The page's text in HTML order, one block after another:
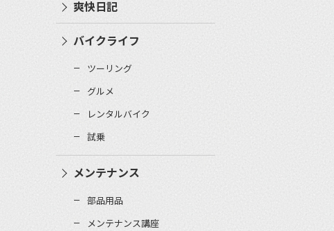
爽快日記
バイクライフ
ツーリング
グルメ
レンタルバイク
試乗
メンテナンス
部品用品
メンテナンス講座